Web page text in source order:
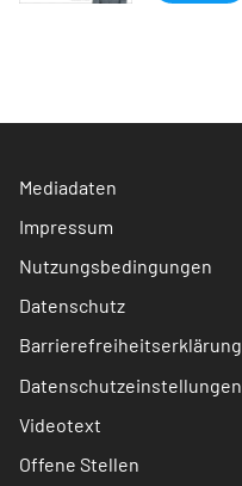
Mediadaten
Impressum
Nutzungsbedingungen
Datenschutz
Barrierefreiheitserklärung
Datenschutzeinstellungen
Videotext
Offene Stellen